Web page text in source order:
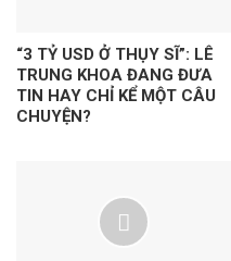
“3 TỶ USD Ở THỤY SĨ”: LÊ
TRUNG KHOA ĐANG ĐƯA
TIN HAY CHỈ KỂ MỘT CÂU
CHUYỆN?